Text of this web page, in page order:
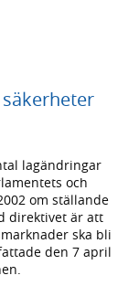
säkerheter
lagändringar
och
om ställande
direktivet är att
ska bli
den 7 april